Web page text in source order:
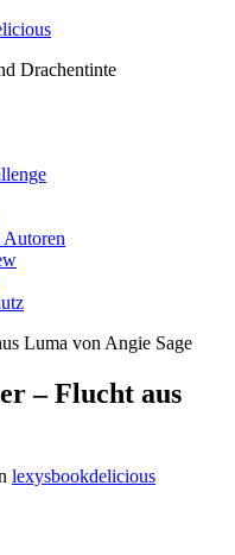
Drachentinte
Autoren
– Flucht aus
lexysbookdelicious